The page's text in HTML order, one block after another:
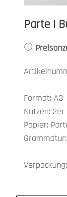
Parte |
Format: A3
Nutzen: 2er
Papier: